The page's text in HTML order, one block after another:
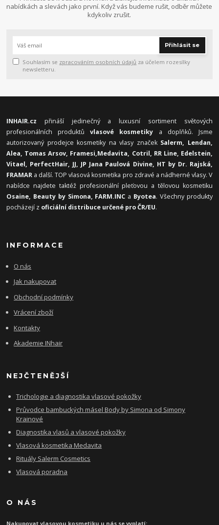
nabídkách a slevách jako první. Když vás budeme rušit, odběr můžete
kdykoliv zrušit.
Přihlásit se
Souhlasím se zpracováním osobních údajů za účelem rozesílky
newsletteru.
INHAIR.cz přináší jedinečný a luxusní sortiment světových
profesionálních produktůvlasové kosmetiky a doplňků. Jsme
autorizovaný prodejce kosmetiky na vlasy značek Salerm, Lendan,
Alea, Tomas Arsov, Framesi,Medavita, Cotril, RR Line, Edelstein,
Vitael, PerfectHair, JJ, JP Jana Paulová Divine, HT by Dr. Rajská,
FRAMAR a další. TOP vlasová kosmetika pro zdravé a nádherné vlasy. V
nabídce najdete taktéž profesionální pleťovou a tělovou kosmetiku
Osaine, Beauty by Simona, FARM.INC a Byotea. Všechny produkty
pocházejí z oficiální distribuce určené pro ČR/EU.
INFORMACE
O nás
Jak nakupovat
Obchodní podmínky
Vrácení zboží
Kontakty
Akademie INhair
NEJČTENĚJŠÍ
Trichologie a diagnostika vlasové pokožky
Průvodce bambuckých másel Body by Simona od Simony
Krainové
Diagnostika vlasů a vlasové pokožky
Vlasová kosmetika Medavita
Rituály Salerm Cosmetics
Vlasová poradna
O NÁS
Nakupovat vlasovou kosmetiku u nás se vyplatí: